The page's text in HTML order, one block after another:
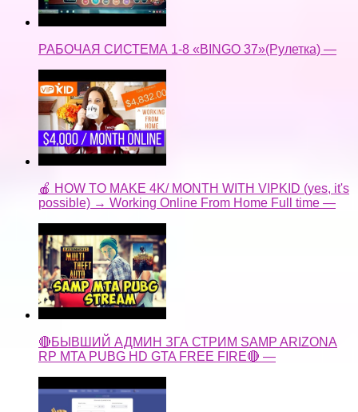
РАБОЧАЯ СИСТЕМА 1-8 «BINGO 37»(Рулетка) —
🍎 HOW TO MAKE 4K/ MONTH WITH VIPKID (yes, it's
possible) → Working Online From Home Full time —
🔴БЫВШИЙ АДМИН ЗГА СТРИМ SAMP ARIZONA
RP MTA PUBG HD GTA FREE FIRE🔴 —